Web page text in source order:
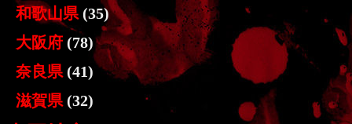
和歌山県 (35)
大阪府 (78)
奈良県 (41)
滋賀県 (32)